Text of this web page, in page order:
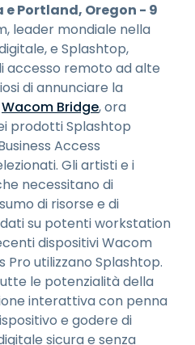
e Portland, Oregon - 9
leader mondiale nella
e Splashtop,
accesso remoto ad alte
di annunciare la
Wacom Bridge, ora
prodotti Splashtop
Access
Gli artisti e i
necessitano di
di risorse e di
su potenti workstation
dispositivi Wacom
Pro utilizzano Splashtop.
le potenzialità della
interattiva con penna
e godere di
sicura e senza